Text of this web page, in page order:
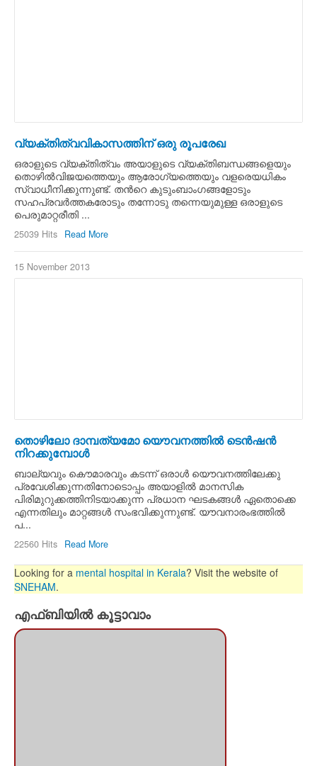
വ്യക്തിത്വവികാസത്തിന് ഒരു രൂപരേഖ
ഒരാളുടെ വ്യക്തിത്വം അയാളുടെ വ്യക്തിബന്ധങ്ങളെയും
തൊഴില്‍വിജയത്തെയും ആരോഗ്യത്തെയും വളരെയധികം
സ്വാധീനിക്കുന്നുണ്ട്. തന്‍റെ കുടുംബാംഗങ്ങളോടും
സഹപ്രവര്‍ത്തകരോടും തന്നോടു തന്നെയുമുള്ള ഒരാളുടെ
പെരുമാറ്റരീതി ...
25039 Hits Read More
15 November 2013
തൊഴിലോ ദാമ്പത്യമോ യൌവനത്തില്‍ ടെന്‍ഷന്‍
നിറക്കുമ്പോള്‍
ബാല്യവും കൌമാരവും കടന്ന്‍ ഒരാള്‍ യൌവനത്തിലേക്കു
പ്രവേശിക്കുന്നതിനോടൊപ്പം അയാളില്‍ മാനസിക
പിരിമുറുക്കത്തിനിടയാക്കുന്ന പ്രധാന ഘടകങ്ങള്‍ ഏതൊക്കെ
എന്നതിലും മാറ്റങ്ങള്‍ സംഭവിക്കുന്നുണ്ട്. യൗവനാരംഭത്തില്‍
പ...
22560 Hits Read More
Looking for a mental hospital in Kerala? Visit the website of
SNEHAM.
എഫ്ബിയില്‍ കൂട്ടാവാം